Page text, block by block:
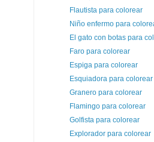
Flautista para colorear
Niño enfermo para
El gato con botas para
Faro para colorear
Espiga para colorear
Esquiadora para colorear
Granero para colorear
Flamingo para colorear
Golfista para colorear
Explorador para colorear